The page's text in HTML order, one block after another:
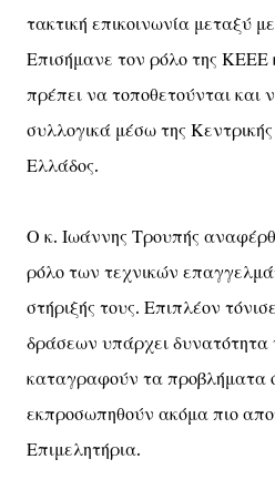
τακτική επικοινωνία μεταξύ
Επισήμανε τον ρόλο της ΚΕΕΕ
πρέπει να τοποθετούνται και
συλλογικά μέσω της
Ελλάδος.
Ο κ. Ιωάννης Τρουπής
ρόλο των τεχνικών
στήριξής τους. Επιπλέον
δράσεων υπάρχει δυνατότητα
καταγραφούν τα προβλήματα
εκπροσωπηθούν ακόμα πιο
Επιμελητήρια.